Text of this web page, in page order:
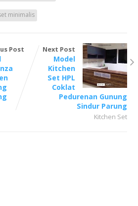
minimalis
Post Next Post
Model
Kitchen
Set HPL
Coklat
Pedurenan Gunung
Sindur Parung
Kitchen Set